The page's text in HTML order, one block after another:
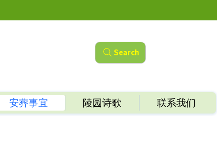
安葬事宜 陵园诗歌 联系我们
Search